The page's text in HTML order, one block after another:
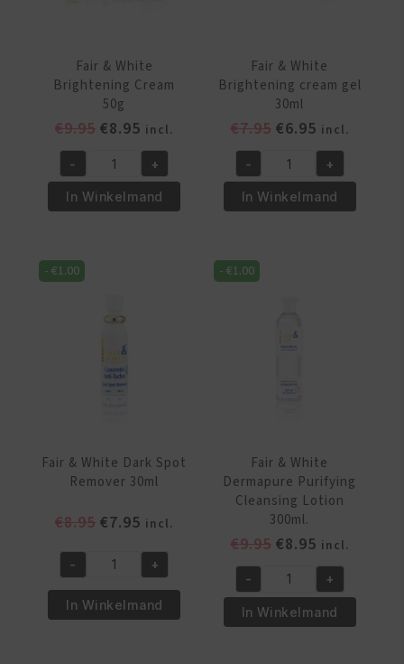
Fair & White
Brightening Cream
50g
€9.95 Oorspronkelijke
was:
€9.95.
€8.95 Huidige
prijs
is:
€8.95.
incl.
Fair
&
White
Cream
50g
- +
In Winkelmand
Fair & White
Brightening cream gel
30ml
€7.95 Oorspronkelijke
was:
€7.95.
€6.95Huidige
prijs
is:
€6.95.
incl.
Fair
&
White
cream
gel
- +
In Winkelmand
-€1.00
Fair & White Dark Spot
Remover 30ml
€8.95 Oorspronkelijke
was:
€8.95.
€7.95 Huidige
is:
€7.95.
incl.
Fair
&
White
- +
In Winkelmand
-€1.00
Fair & White
Dermapure Purifying
Cleansing Lotion
300ml.
€9.95 Oorspronkelijke
was:
€9.95.
€8.95Huidige
prijs
is:
€8.95.
incl.
Fair
&
White
- +
In Winkelmand